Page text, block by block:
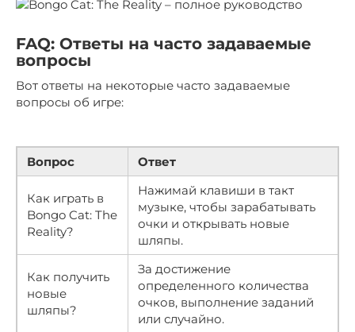
FAQ: Ответы на часто задаваемые
вопросы
Вот ответы на некоторые часто задаваемые
вопросы об игре:
Вопрос Ответ
Как играть в
Bongo Cat: The
Reality?
Нажимай клавиши в такт
музыке, чтобы зарабатывать
очки и открывать новые
шляпы.
Как получить
новые
шляпы?
За достижение
определенного количества
очков, выполнение заданий
или случайно.